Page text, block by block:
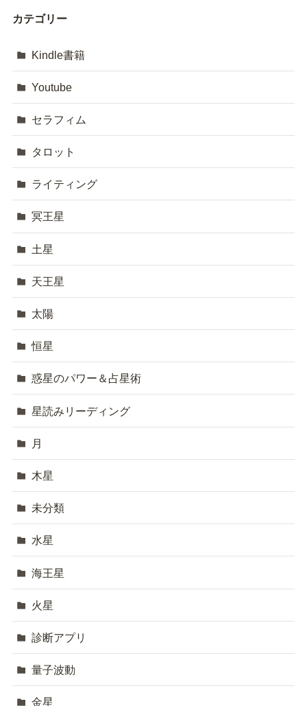
カテゴリー
Kindle書籍
Youtube
セラフィム
タロット
ライティング
冥王星
土星
天王星
太陽
恒星
惑星のパワー＆占星術
星読みリーディング
月
木星
未分類
水星
海王星
火星
診断アプリ
量子波動
金星